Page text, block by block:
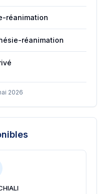
réanimation
réanimation
2026